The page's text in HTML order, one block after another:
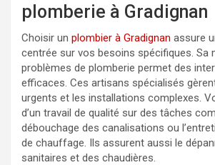
plomberie à Gradignan
Choisir un plombier à Gradignan assure
centrée sur vos besoins spécifiques. Sa
problèmes de plomberie permet des
efficaces. Ces artisans spécialisés
urgents et les installations complexes.
d’un travail de qualité sur des tâches
débouchage des canalisations ou
de chauffage. Ils assurent aussi le
sanitaires et des chaudières.